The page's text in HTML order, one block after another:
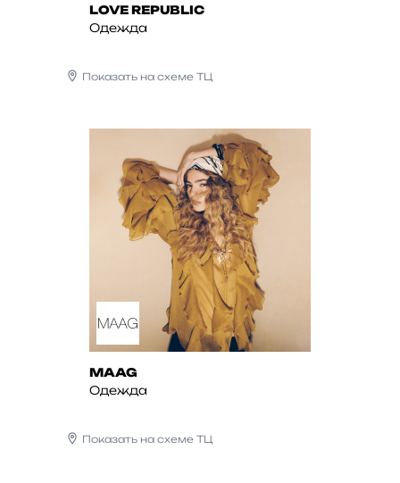
LOVE REPUBLIC
Одежда
Показать на схеме ТЦ
MAAG
Одежда
Показать на схеме ТЦ